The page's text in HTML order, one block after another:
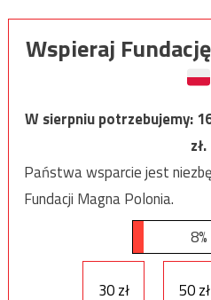
Wspieraj
W sierpniu potrzebujemy:
zł.
Państwa wsparcie jest
Fundacji Magna Polonia.
8%
30 zł 50 zł